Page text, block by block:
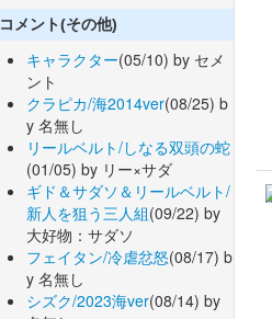
コメント(その他)
キャラクター(05/10) by セメ
ント
クラピカ/海2014ver(08/25) b
y 名無し
リールベルト/しなる双頭の蛇
(01/05) by リー×サダ
ギド＆サダソ＆リールベルト/
新人を狙う三人組(09/22) by
大好物：サダソ
フェイタン/冷虐忿怒(08/17) b
y 名無し
シズク/2023海ver(08/14) by